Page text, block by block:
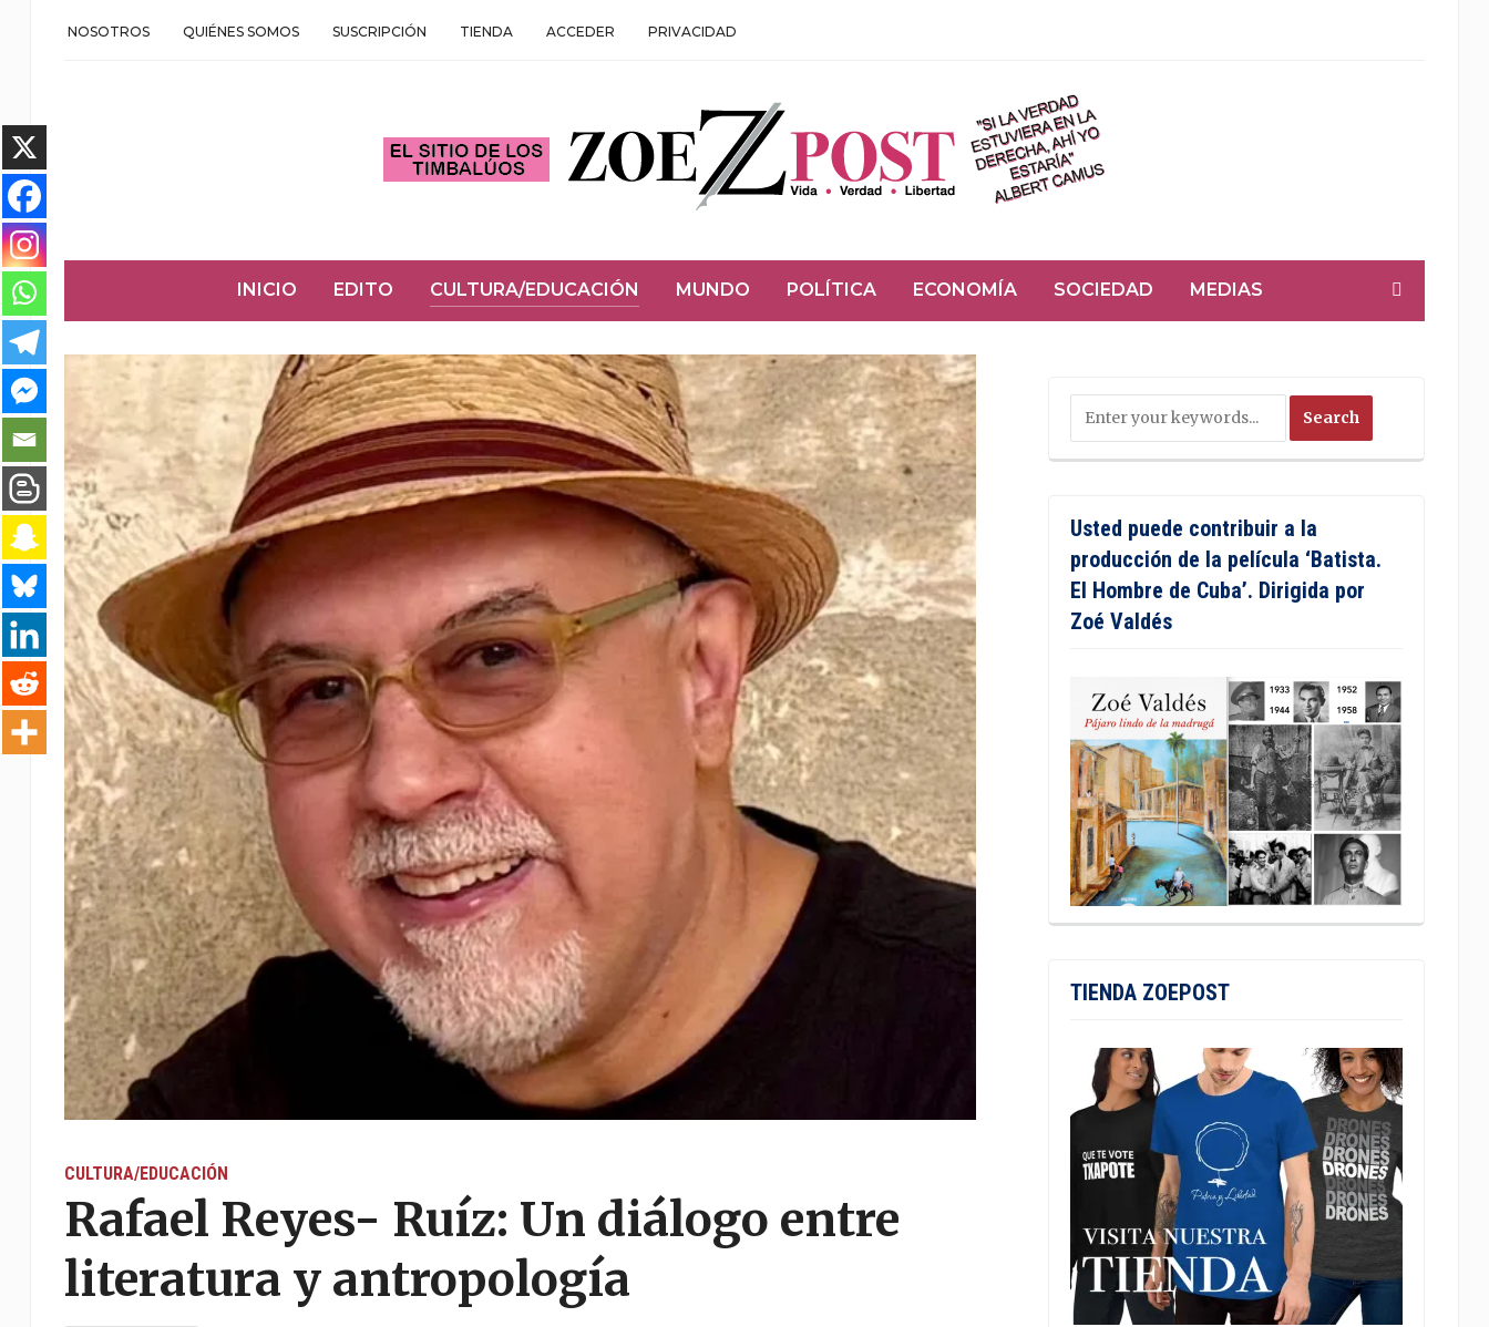
NOSOTROS QUIÉNES SOMOS SUSCRIPCIÓN TIENDA ACCEDER PRIVACIDAD
INICIO EDITO CULTURA/EDUCACIÓN MUNDO POLÍTICA ECONOMÍA SOCIEDAD MEDIAS
CULTURA/EDUCACIÓN
Rafael Reyes- Ruíz: Un diálogo entre
literatura y antropología
Usted puede contribuir a la
producción de la película ‘Batista.
El Hombre de Cuba’. Dirigida por
Zoé Valdés
TIENDA ZOEPOST